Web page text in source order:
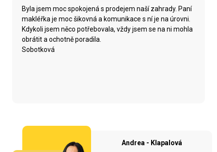
Byla jsem moc spokojená s prodejem naší zahrady. Paní
makléřka je moc šikovná a komunikace s ní je na úrovni.
Kdykoli jsem něco potřebovala, vždy jsem se na ni mohla
obrátit a ochotně poradila.
Sobotková
Andrea - Klapalová